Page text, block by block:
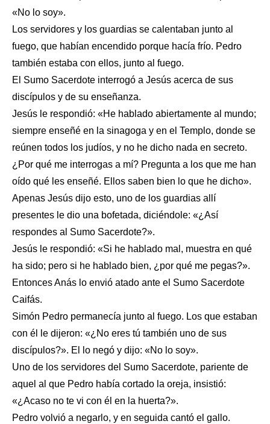
«No lo soy».
Los servidores y los guardias se calentaban junto al
fuego, que habían encendido porque hacía frío. Pedro
también estaba con ellos, junto al fuego.
El Sumo Sacerdote interrogó a Jesús acerca de sus
discípulos y de su enseñanza.
Jesús le respondió: «He hablado abiertamente al mundo;
siempre enseñé en la sinagoga y en el Templo, donde se
reúnen todos los judíos, y no he dicho nada en secreto.
¿Por qué me interrogas a mí? Pregunta a los que me han
oído qué les enseñé. Ellos saben bien lo que he dicho».
Apenas Jesús dijo esto, uno de los guardias allí
presentes le dio una bofetada, diciéndole: «¿Así
respondes al Sumo Sacerdote?».
Jesús le respondió: «Si he hablado mal, muestra en qué
ha sido; pero si he hablado bien, ¿por qué me pegas?».
Entonces Anás lo envió atado ante el Sumo Sacerdote
Caifás.
Simón Pedro permanecía junto al fuego. Los que estaban
con él le dijeron: «¿No eres tú también uno de sus
discípulos?». El lo negó y dijo: «No lo soy».
Uno de los servidores del Sumo Sacerdote, pariente de
aquel al que Pedro había cortado la oreja, insistió:
«¿Acaso no te vi con él en la huerta?».
Pedro volvió a negarlo, y en seguida cantó el gallo.